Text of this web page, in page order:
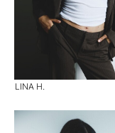
LINA H.